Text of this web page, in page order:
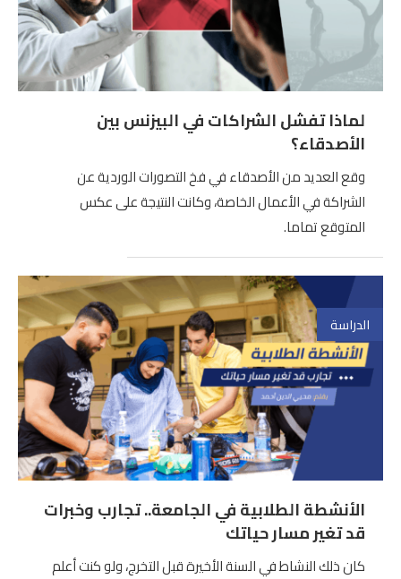
لماذا تفشل الشراكات في البيزنس بين
الأصدقاء؟
وقع العديد من الأصدقاء في فخ التصورات الوردية عن
الشراكة في الأعمال الخاصة، وكانت النتيجة على عكس
المتوقع تماما.
الدراسة
الأنشطة الطلابية في الجامعة.. تجارب وخبرات
قد تغير مسار حياتك
كان ذلك النشاط في السنة الأخيرة قبل التخرج، ولو كنت أعلم